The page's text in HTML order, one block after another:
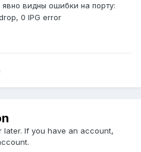
видны ошибки на порту:
0 IPG error
If you have an account,